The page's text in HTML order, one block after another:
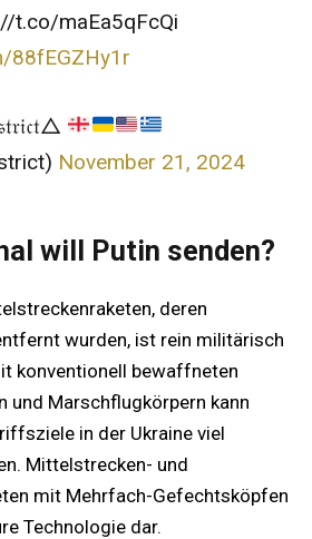
t.co/maEa5qFcQi
88fEGZHy1r
November 21, 2024
will Putin senden?
deren
wurden, ist rein militärisch
konventionell bewaffneten
und Marschflugkörpern kann
in der Ukraine viel
Mittelstrecken- und
mit Mehrfach-Gefechtsköpfen
Technologie dar.